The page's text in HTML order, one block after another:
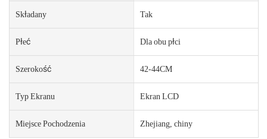
Składany Tak
Płeć Dla obu płci
Szerokość 42-44CM
Typ Ekranu Ekran LCD
Miejsce Pochodzenia Zhejiang, chiny